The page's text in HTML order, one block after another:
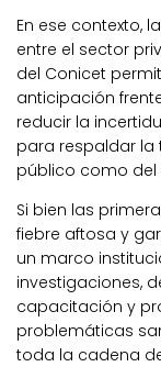
En ese contexto,
entre el sector
del Conicet
anticipación
reducir la
para respaldar
público como del
Si bien las
fiebre aftosa y
un marco
investigaciones,
capacitación y
problemáticas
toda la cadena